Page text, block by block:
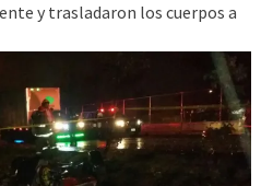
y trasladaron los cuerpos a